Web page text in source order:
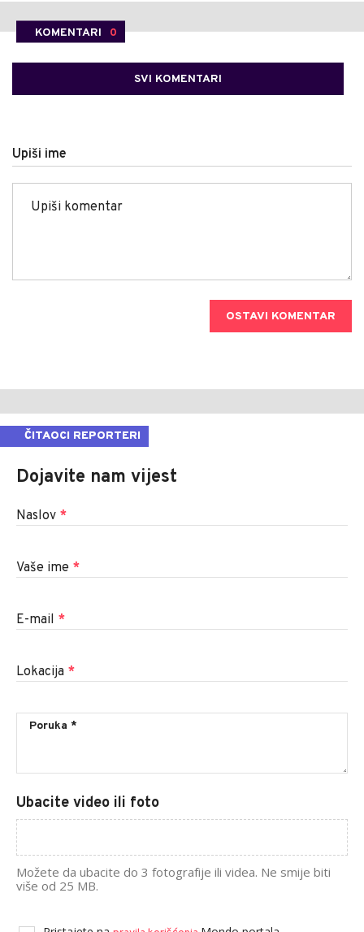
KOMENTARI 0
SVI KOMENTARI
Upiši ime
OSTAVI KOMENTAR
ČITAOCI REPORTERI
Dojavite nam vijest
Naslov *
Vaše ime *
E-mail *
Lokacija *
Ubacite video ili foto
Možete da ubacite do 3 fotografije ili videa. Ne smije biti
više od 25 MB.